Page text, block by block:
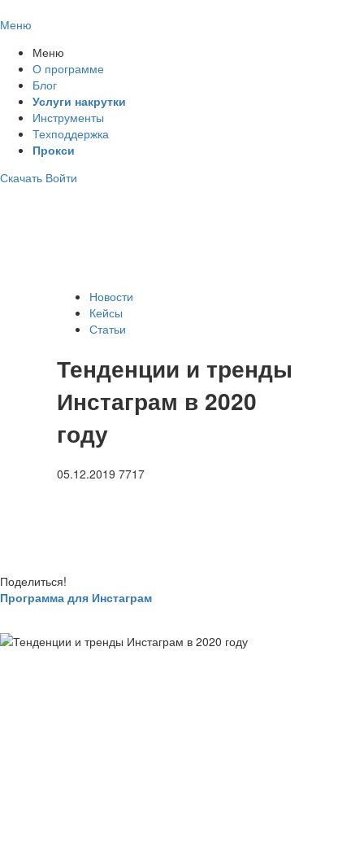
Меню
Меню
О программе
Блог
Услуги накрутки
Инструменты
Техподдержка
Прокси
Скачать Войти
Новости
Кейсы
Статьи
Тенденции и тренды
Инстаграм в 2020
году
05.12.2019 7717
Поделиться!
Программа для Инстаграм